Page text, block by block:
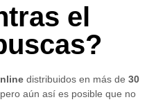
el
distribuidos en más de 30
aún así es posible que no